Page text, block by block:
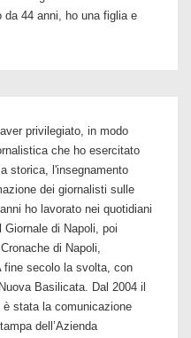
da 44 anni, ho una figlia e
privilegiato, in modo
che ho esercitato
storica, l'insegnamento
dei giornalisti sulle
ho lavorato nei quotidiani
Giornale di Napoli, poi
di Napoli,
fine secolo la svolta, con
Basilicata. Dal 2004 il
stata la comunicazione
dell’Azienda